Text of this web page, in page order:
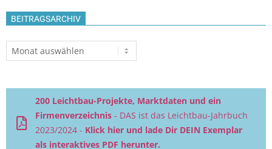
BEITRAGSARCHIV
Beitragsarchiv
200 Leichtbau-Projekte, Marktdaten und ein
Firmenverzeichnis - DAS ist das Leichtbau-Jahrbuch
2023/2024 - Klick hier und lade Dir DEIN Exemplar
als interaktives PDF herunter.